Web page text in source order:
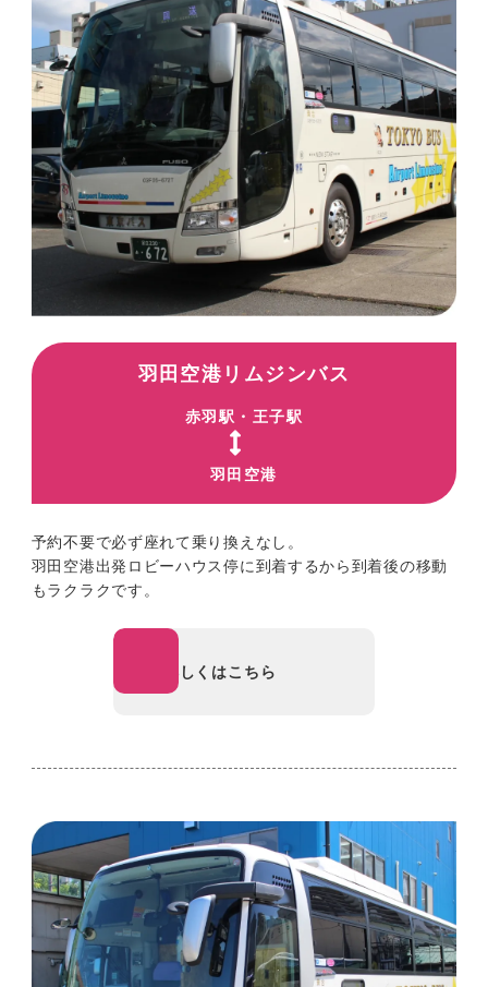
羽田空港リムジンバス
赤羽駅・王子駅
羽田空港
予約不要で必ず座れて乗り換えなし。
羽田空港出発ロビーハウス停に到着するから到着後の移動
もラクラクです。
詳しくはこちら